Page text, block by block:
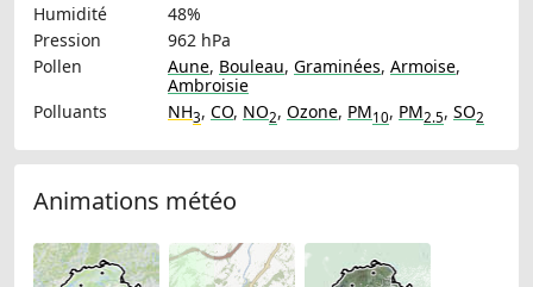
Humidité
48%
Pression
962 hPa
Pollen
Aune, Bouleau, Graminées, Armoise,
Ambroisie
Polluants
NH3, CO, NO2, Ozone, PM10, PM2.5, SO2
Animations météo